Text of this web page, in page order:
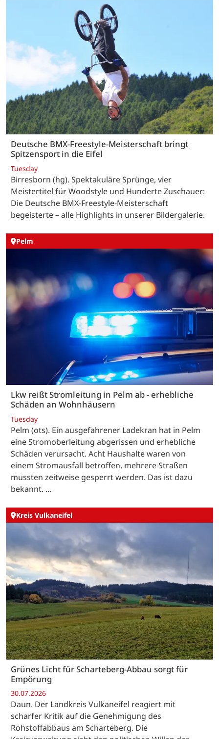
Deutsche BMX-Freestyle-Meisterschaft bringt
Spitzensport in die Eifel
Tuesday
Birresborn (hg). Spektakuläre Sprünge, vier
Meistertitel für Woodstyle und Hunderte Zuschauer:
Die Deutsche BMX-Freestyle-Meisterschaft
begeisterte – alle Highlights in unserer Bildergalerie.
Pelm
Lkw reißt Stromleitung in Pelm ab - erhebliche
Schäden an Wohnhäusern
Tuesday
Pelm (ots). Ein ausgefahrener Ladekran hat in Pelm
eine Stromoberleitung abgerissen und erhebliche
Schäden verursacht. Acht Haushalte waren von
einem Stromausfall betroffen, mehrere Straßen
mussten zeitweise gesperrt werden. Das ist dazu
bekannt. …
Kreis Vulkaneifel
Grünes Licht für Scharteberg-Abbau sorgt für
Empörung
30.07.2026
Daun. Der Landkreis Vulkaneifel reagiert mit
scharfer Kritik auf die Genehmigung des
Rohstoffabbaus am Scharteberg. Die